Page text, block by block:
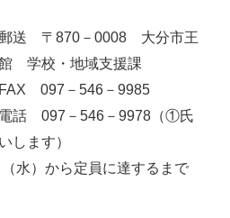
－0008 大分市王
学校・地域支援課
－546－9985
－546－9978（①氏
します）
）から定員に達するまで